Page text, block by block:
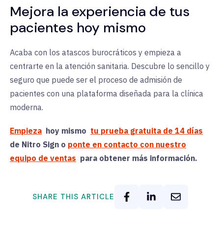
Mejora la experiencia de tus
pacientes hoy mismo
Acaba con los atascos burocráticos y empieza a
centrarte en la atención sanitaria. Descubre lo sencillo y
seguro que puede ser el proceso de admisión de
pacientes con una plataforma diseñada para la clínica
moderna.
Empieza hoy mismo tu prueba gratuita de 14 días
de Nitro Sign o ponte en contacto con nuestro
equipo de ventas para obtener más información.
SHARE THIS ARTICLE